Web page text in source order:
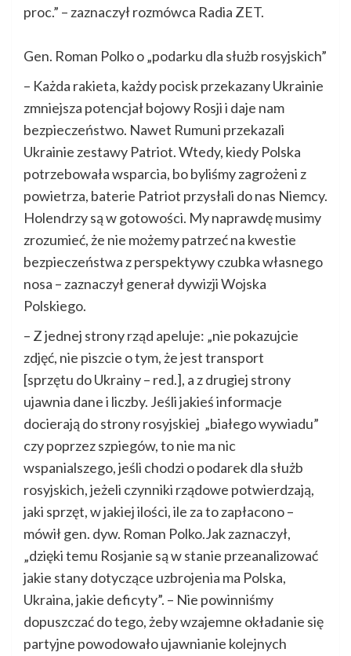
proc.” – zaznaczył rozmówca Radia ZET.
Gen. Roman Polko o „podarku dla służb rosyjskich”
– Każda rakieta, każdy pocisk przekazany Ukrainie
zmniejsza potencjał bojowy Rosji i daje nam
bezpieczeństwo. Nawet Rumuni przekazali
Ukrainie zestawy Patriot. Wtedy, kiedy Polska
potrzebowała wsparcia, bo byliśmy zagrożeni z
powietrza, baterie Patriot przysłali do nas Niemcy.
Holendrzy są w gotowości. My naprawdę musimy
zrozumieć, że nie możemy patrzeć na kwestie
bezpieczeństwa z perspektywy czubka własnego
nosa – zaznaczył generał dywizji Wojska
Polskiego.
– Z jednej strony rząd apeluje: „nie pokazujcie
zdjęć, nie piszcie o tym, że jest transport
[sprzętu do Ukrainy – red.], a z drugiej strony
ujawnia dane i liczby. Jeśli jakieś informacje
docierają do strony rosyjskiej „białego wywiadu”
czy poprzez szpiegów, to nie ma nic
wspanialszego, jeśli chodzi o podarek dla służb
rosyjskich, jeżeli czynniki rządowe potwierdzają,
jaki sprzęt, w jakiej ilości, ile za to zapłacono –
mówił gen. dyw. Roman Polko.Jak zaznaczył,
„dzięki temu Rosjanie są w stanie przeanalizować
jakie stany dotyczące uzbrojenia ma Polska,
Ukraina, jakie deficyty”. – Nie powinniśmy
dopuszczać do tego, żeby wzajemne okładanie się
partyjne powodowało ujawnianie kolejnych